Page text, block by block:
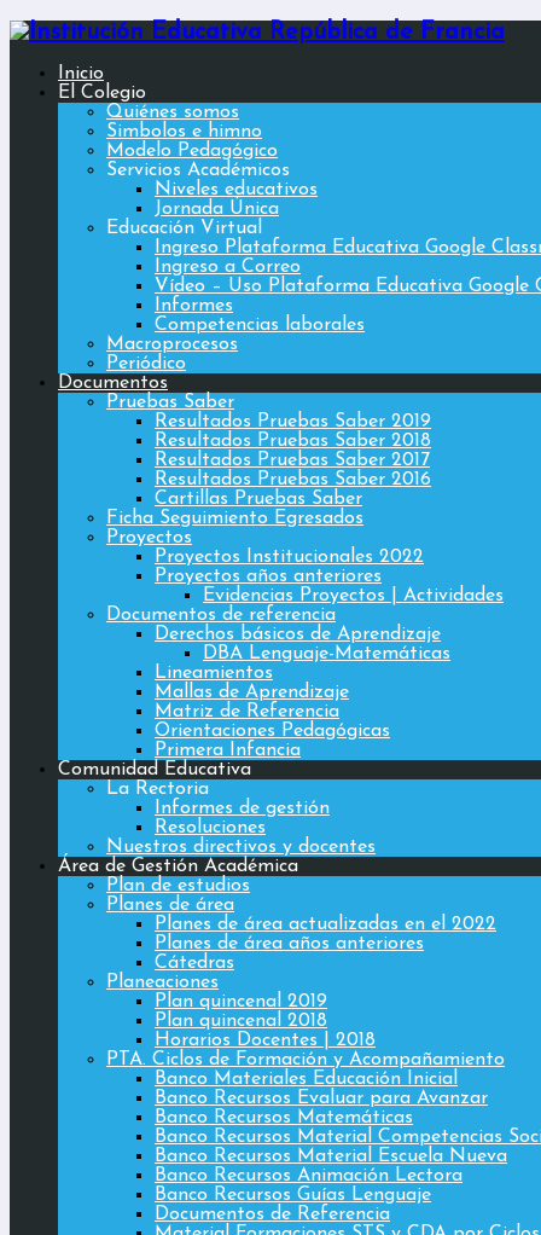
Inicio
El Colegio
Quiénes somos
Simbolos e himno
Modelo Pedagógico
Servicios Académicos
Niveles educativos
Jornada Única
Educación Virtual
Ingreso Plataforma Educativa Google
Ingreso a Correo
Vídeo – Uso Plataforma Educativa Google
Informes
Competencias laborales
Macroprocesos
Periódico
Documentos
Pruebas Saber
Resultados Pruebas Saber 2019
Resultados Pruebas Saber 2018
Resultados Pruebas Saber 2017
Resultados Pruebas Saber 2016
Cartillas Pruebas Saber
Ficha Seguimiento Egresados
Proyectos
Proyectos Institucionales 2022
Proyectos años anteriores
Evidencias Proyectos | Actividades
Documentos de referencia
Derechos básicos de Aprendizaje
DBA Lenguaje-Matemáticas
Lineamientos
Mallas de Aprendizaje
Matriz de Referencia
Orientaciones Pedagógicas
Primera Infancia
Comunidad Educativa
La Rectoria
Informes de gestión
Resoluciones
Nuestros directivos y docentes
Área de Gestión Académica
Plan de estudios
Planes de área
Planes de área actualizadas en el 2022
Planes de área años anteriores
Cátedras
Planeaciones
Plan quincenal 2019
Plan quincenal 2018
Horarios Docentes | 2018
PTA. Ciclos de Formación y Acompañamiento
Banco Materiales Educación Inicial
Banco Recursos Evaluar para Avanzar
Banco Recursos Matemáticas
Banco Recursos Material Competencias
Banco Recursos Material Escuela Nueva
Banco Recursos Animación Lectora
Banco Recursos Guías Lenguaje
Documentos de Referencia